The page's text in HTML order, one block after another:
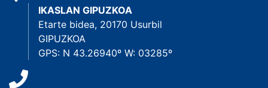
IKASLAN GIPUZKOA
Etarte bidea, 20170 Usurbil
GIPUZKOA
GPS: N 43.26940º W: 03285º